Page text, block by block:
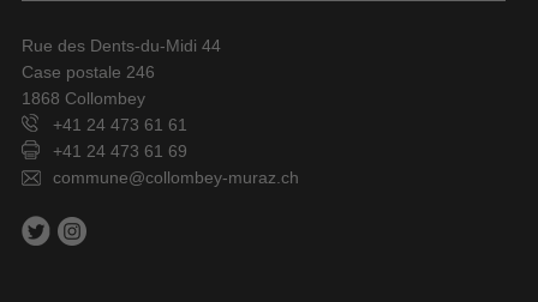
Rue des Dents-du-Midi 44
Case postale 246
1868 Collombey
+41 24 473 61 61
+41 24 473 61 69
commune@collombey-muraz.ch